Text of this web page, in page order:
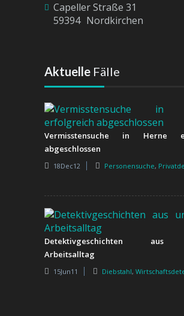
Capeller Straße 31
59394 Nordkirchen
Aktuelle Fälle
Vermisstensuche in Herne
abgeschlossen
18Dec12 Personensuche,
Detektivgeschichten aus
Arbeitsalltag
15Jun11 Diebstahl,